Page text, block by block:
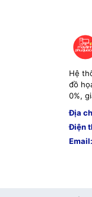
Hệ
đồ
0%,
Địa
Điện
Email: